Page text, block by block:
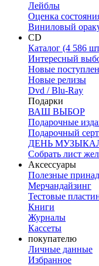
Лейблы
Оценка
Виниловый
CD
Каталог (4 586
Интересный
Новые
Новые релизы
Dvd / Blu-Ray
Подарки
ВАШ ВЫБОР
Подарочные
Подарочный
ДЕНЬ
Собрать лист
Аксессуары
Полезные
Мерчандайзинг
Тестовые
Книги
Журналы
Кассеты
покупателю
Личные данные
Избранное